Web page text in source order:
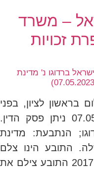
– משרד
זכויות
ת"א (שלום ראשון לציון) 9544-10-21 ישראל ברדוגו נ' מדינת
בראשון לציון, בפני
השופט רפי ארניה. ביום 07.05.23 ניתן פסק הדין.
הנתבעת: מדינת
התובע הינו צלם
מקצועי. העובדות: בחודש מאי 2017 התובע צילם את